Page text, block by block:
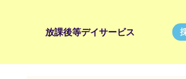
放課後等デイサービス